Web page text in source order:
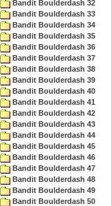
Bandit Boulderdash 32
Bandit Boulderdash 33
Bandit Boulderdash 34
Bandit Boulderdash 35
Bandit Boulderdash 36
Bandit Boulderdash 37
Bandit Boulderdash 38
Bandit Boulderdash 39
Bandit Boulderdash 40
Bandit Boulderdash 41
Bandit Boulderdash 42
Bandit Boulderdash 43
Bandit Boulderdash 44
Bandit Boulderdash 45
Bandit Boulderdash 46
Bandit Boulderdash 47
Bandit Boulderdash 48
Bandit Boulderdash 49
Bandit Boulderdash 50